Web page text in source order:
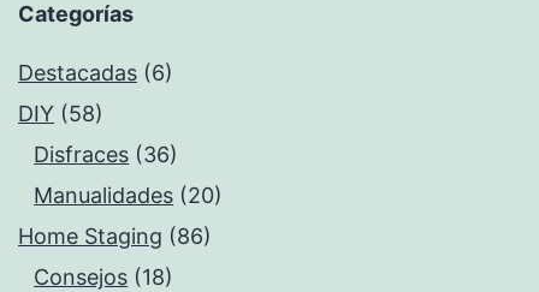
Categorías
Destacadas (6)
DIY (58)
Disfraces (36)
Manualidades (20)
Home Staging (86)
Consejos (18)